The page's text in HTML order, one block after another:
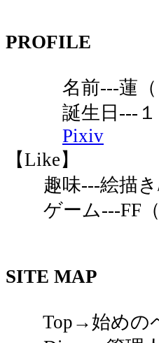
PROFILE
名前---蓮（
誕生日---１
Pixiv
【Like】
趣味---絵描き/
ゲーム---FF
SITE MAP
Top→始めのペ